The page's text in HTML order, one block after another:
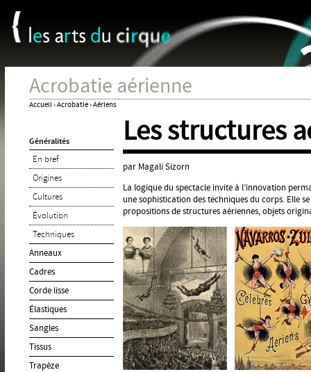
Acrobatie aérienne
êtes
ici
Accueil›Acrobatie›Aériens
Généralités
En bref
Origines
Cultures
Évolution
Techniques
Anneaux
Cadres
Corde lisse
Élastiques
Sangles
Tissus
Trapèze
Les structures
par Magali Sizorn
La logique du spectacle invite à l’innovation
une sophistication des techniques du corps. Elle
propositions de structures aériennes, objets
Panneau de gestion des cookies